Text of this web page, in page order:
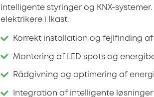
intelligente styringer og KNX-
elektrikere i Ikast.
Korrekt installation og fejlfinding
Montering af LED spots og
Rådgivning og optimering af
Integration af intelligente løsninger